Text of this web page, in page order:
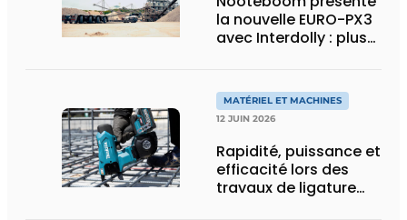
la nouvelle EURO-PX3
avec Interdolly : plus
transport spécial
MATÉRIEL ET MACHINES
12 JUIN 2026
Rapidité, puissance et
efficacité lors des
travaux de ligature